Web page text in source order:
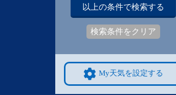
以上の条件で検索する
検索条件をクリア
My天気を設定する